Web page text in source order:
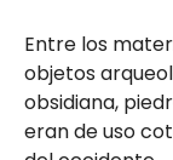
Entre los
objetos
obsidiana,
eran de uso